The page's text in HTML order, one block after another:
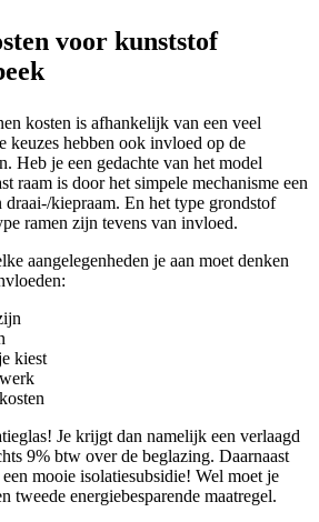
voor kunststof
kosten is afhankelijk van een veel
keuzes hebben ook invloed op de
Heb je een gedachte van het model
raam is door het simpele mechanisme een
draai-/kiepraam. En het type grondstof
ramen zijn tevens van invloed.
aangelegenheden je aan moet denken
kiest
Je krijgt dan namelijk een verlaagd
9% btw over de beglazing. Daarnaast
mooie isolatiesubsidie! Wel moet je
tweede energiebesparende maatregel.